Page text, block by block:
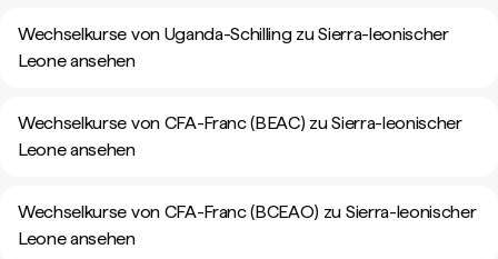
Wechselkurse von Uganda-Schilling zu Sierra-leonischer
Leone ansehen
Wechselkurse von CFA-Franc (BEAC) zu Sierra-leonischer
Leone ansehen
Wechselkurse von CFA-Franc (BCEAO) zu Sierra-leonischer
Leone ansehen